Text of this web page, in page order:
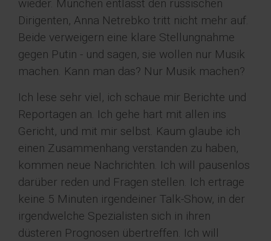
wieder. München entlässt den russischen
Dirigenten, Anna Netrebko tritt nicht mehr auf.
Beide verweigern eine klare Stellungnahme
gegen Putin - und sagen, sie wollen nur Musik
machen. Kann man das? Nur Musik machen?
Ich lese sehr viel, ich schaue mir Berichte und
Reportagen an. Ich gehe hart mit allen ins
Gericht, und mit mir selbst. Kaum glaube ich
einen Zusammenhang verstanden zu haben,
kommen neue Nachrichten. Ich will pausenlos
darüber reden und Fragen stellen. Ich ertrage
keine 5 Minuten irgendeiner Talk-Show, in der
irgendwelche Spezialisten sich in ihren
düsteren Prognosen übertreffen. Ich will